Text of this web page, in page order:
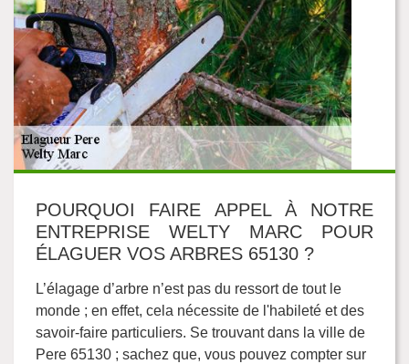
POURQUOI FAIRE APPEL À NOTRE
ENTREPRISE WELTY MARC POUR
ÉLAGUER VOS ARBRES 65130 ?
L’élagage d’arbre n’est pas du ressort de tout le
monde ; en effet, cela nécessite de l'habileté et des
savoir-faire particuliers. Se trouvant dans la ville de
Pere 65130 ; sachez que, vous pouvez compter sur